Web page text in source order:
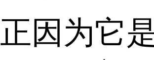
为它是“